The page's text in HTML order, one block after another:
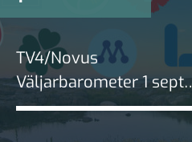
TV4/Novus
Väljarbarometer 1 sept
2014:
Sverigedemokraterna